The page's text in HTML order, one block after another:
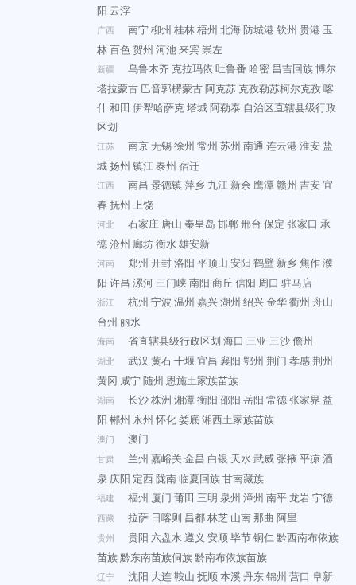
阳 云浮
广西 南宁柳州 桂林梧州 北海防城港钦州 贵港 玉
林百色贺州 河池来宾崇左
新疆 乌鲁木齐 克拉玛依 吐鲁番 哈密 昌吉回族博尔
塔拉蒙古 巴音郭楞蒙古阿克苏 克孜勒苏柯尔克孜喀
什和田 伊犁哈萨克塔城阿勒泰 自治区直辖县级行政
区划
江苏 南京无锡徐州 常州 苏州 南通 连云港淮安盐
城扬州 镇江泰州 宿迁
江西 南昌 景德镇萍乡 九江 新余鹰潭赣州 吉安宜
春 抚州 上饶
河北 石家庄 唐山 秦皇岛 邯郸邢台 保定 张家口 承
德沧州 廊坊衡水雄安新
河南 郑州 开封洛阳 平顶山 安阳 鹤壁 新乡焦作濮
阳 许昌 漯河三门峡南阳 商丘 信阳 周口 驻马店
浙江 杭州 宁波 温州 嘉兴湖州 绍兴金华衢州 舟山
台州 丽水
海南 省直辖县级行政区划 海口 三亚 三沙儋州
湖北 武汉 黄石十堰 宜昌 襄阳 鄂州 荆门 孝感荆州
黄冈 咸宁随州 恩施土家族苗族
湖南 长沙株洲 湘潭衡阳 邵阳 岳阳 常德张家界 益
阳 郴州 永州 怀化娄底湘西土家族苗族
澳门 澳门
甘肃 兰州 嘉峪关 金昌 白银 天水武威张掖平凉酒
泉 庆阳 定西陇南临夏回族甘南藏族
福建 福州 厦门 莆田 三明 泉州 漳州 南平龙岩宁德
西藏 拉萨 日喀则 昌都林芝 山南那曲 阿里
贵州 贵阳 六盘水遵义 安顺毕节铜仁黔西南布依族
苗族黔东南苗族侗族黔南布依族苗族
辽宁 沈阳 大连鞍山 抚顺本溪丹东锦州 营口 阜新